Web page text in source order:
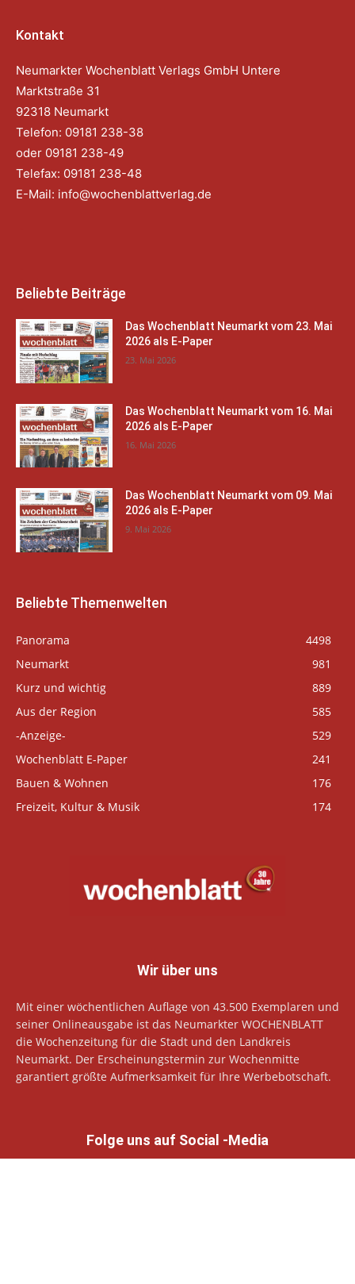
Kontakt
Neumarkter Wochenblatt Verlags GmbH Untere
Marktstraße 31
92318 Neumarkt
Telefon: 09181 238-38
oder 09181 238-49
Telefax: 09181 238-48
E-Mail: info@wochenblattverlag.de
Beliebte Beiträge
Das Wochenblatt Neumarkt vom 23. Mai
2026 als E-Paper
23. Mai 2026
Das Wochenblatt Neumarkt vom 16. Mai
2026 als E-Paper
16. Mai 2026
Das Wochenblatt Neumarkt vom 09. Mai
2026 als E-Paper
9. Mai 2026
Beliebte Themenwelten
Panorama
4498
Neumarkt
981
Kurz und wichtig
889
Aus der Region
585
-Anzeige-
529
Wochenblatt E-Paper
241
Bauen & Wohnen
176
Freizeit, Kultur & Musik
174
Wir über uns
Mit einer wöchentlichen Auflage von 43.500 Exemplaren und
seiner Onlineausgabe ist das Neumarkter WOCHENBLATT
die Wochenzeitung für die Stadt und den Landkreis
Neumarkt. Der Erscheinungstermin zur Wochenmitte
garantiert größte Aufmerksamkeit für Ihre Werbebotschaft.
Folge uns auf Social -Media